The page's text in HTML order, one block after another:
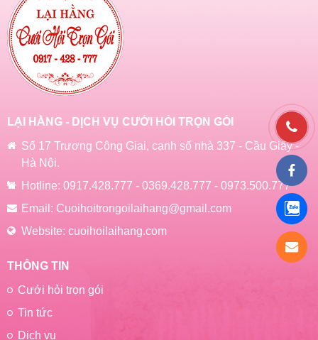
LẠI HẰNG - DỊCH VỤ CƯỚI HỎI TRỌN GÓI
Số 17 Trương Công Giai, cạnh số nhà 337 - Cầu Giấy -
Hà Nội.
Hotline: 0917.428.777 - 0369.428.777 - 0973.500.777
Email: Cuoihoitrongoilaihang@gmail.com
Website: cuoihoilaihang.com
THÔNG TIN
Cưới hỏi trọn gói
Tin tức
Dịch vụ